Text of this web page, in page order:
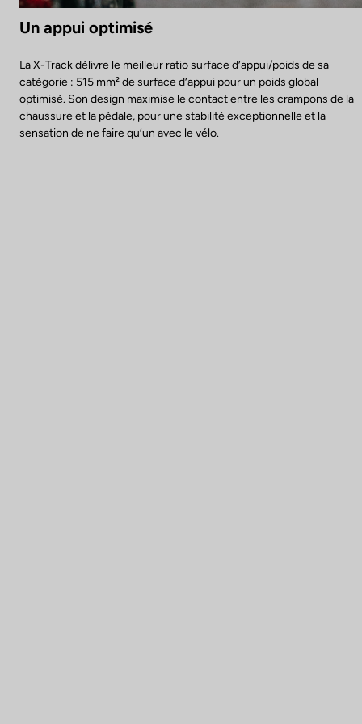
Un appui optimisé
La X-Track délivre le meilleur ratio surface d’appui/poids de sa
catégorie : 515 mm² de surface d’appui pour un poids global
optimisé. Son design maximise le contact entre les crampons de la
chaussure et la pédale, pour une stabilité exceptionnelle et la
sensation de ne faire qu’un avec le vélo.